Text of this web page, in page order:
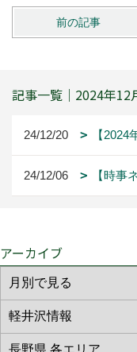
前の記事
記事一覧｜2024年12
24/12/20 【
24/12/06 【時事
アーカイブ